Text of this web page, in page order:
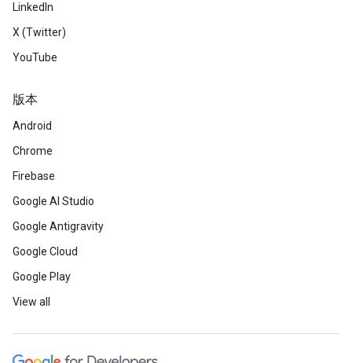
LinkedIn
X (Twitter)
YouTube
版本
Android
Chrome
Firebase
Google AI Studio
Google Antigravity
Google Cloud
Google Play
View all